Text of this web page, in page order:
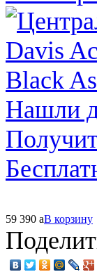
Нашли
59 390 aВ корзину